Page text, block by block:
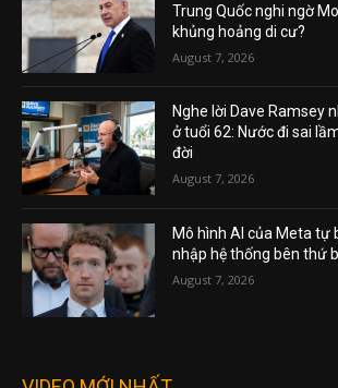
Trung Quốc nghi ngờ
khủng hoảng di cư?
August 7, 2026
Nghe lời Dave Ramsey
ở tuổi 62: Nước đi sai
đời
August 7, 2026
Mô hình AI của Meta tự
nhập hệ thống bên thứ
August 7, 2026